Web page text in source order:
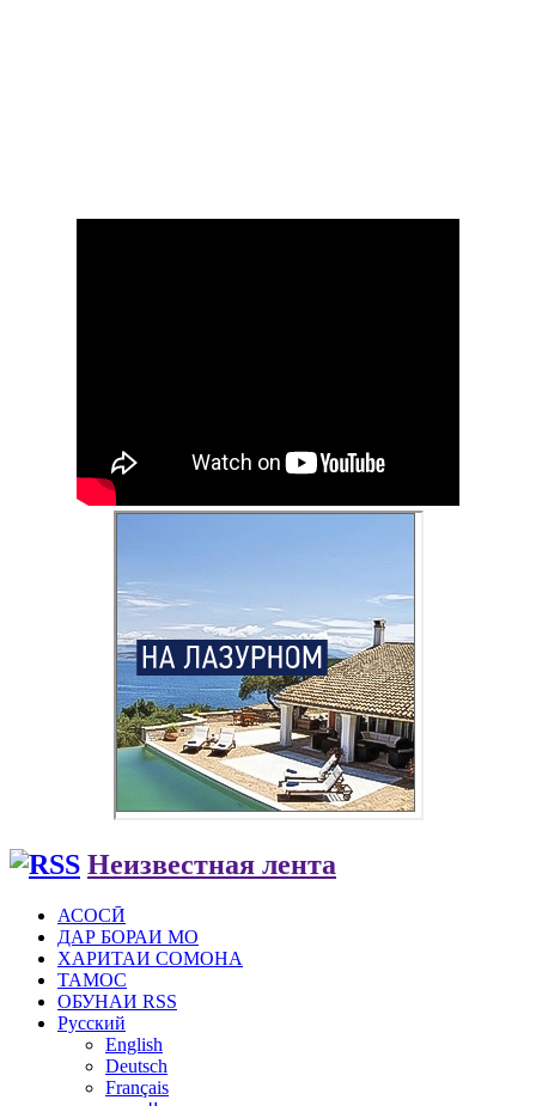
Неизвестная лента
АСОСӢ
ДАР БОРАИ МО
ХАРИТАИ СОМОНА
ТАМОС
ОБУНАИ RSS
Русский
English
Deutsch
Français